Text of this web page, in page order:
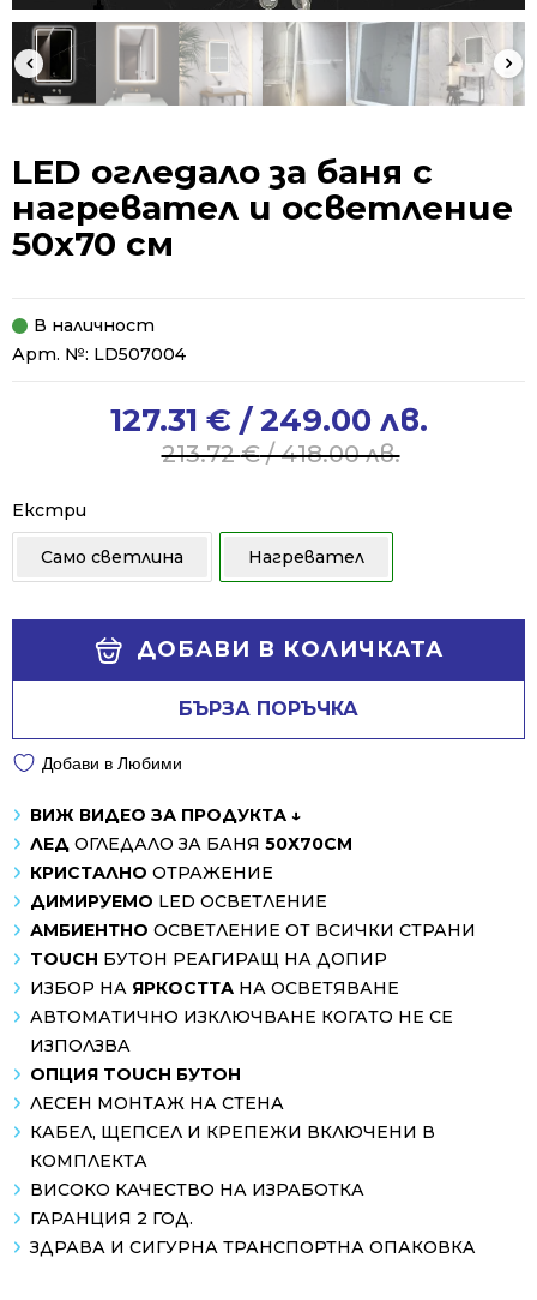
LED огледало за баня с
нагревател и осветление
50х70 см
В наличност
Арт. №: LD507004
213.72€/ 418.00 лв.
213.72 €
/
418.00 лв..
127.31 € / 249.00 лв.
127.31 €
/
249.00 лв..
Екстри
Само светлина Нагревател
ДОБАВИ В КОЛИЧКАТА
БЪРЗА ПОРЪЧКА
Добави в Любими
ВИЖ ВИДЕО ЗА ПРОДУКТА ↓
ЛЕД ОГЛЕДАЛО ЗА БАНЯ 50Х70СМ
КРИСТАЛНО ОТРАЖЕНИЕ
ДИМИРУЕМО LED ОСВЕТЛЕНИЕ
АМБИЕНТНО ОСВЕТЛЕНИЕ ОТ ВСИЧКИ СТРАНИ
TOUCH БУТОН РЕАГИРАЩ НА ДОПИР
ИЗБОР НА ЯРКОСТТА НА ОСВЕТЯВАНЕ
АВТОМАТИЧНО ИЗКЛЮЧВАНЕ КОГАТО НЕ СЕ
ИЗПОЛЗВА
ОПЦИЯ TOUCH БУТОН
ЛЕСЕН МОНТАЖ НА СТЕНА
КАБЕЛ, ЩЕПСЕЛ И КРЕПЕЖИ ВКЛЮЧЕНИ В
КОМПЛЕКТА
ВИСОКО КАЧЕСТВО НА ИЗРАБОТКА
ГАРАНЦИЯ 2 ГОД.
ЗДРАВА И СИГУРНА ТРАНСПОРТНА ОПАКОВКA